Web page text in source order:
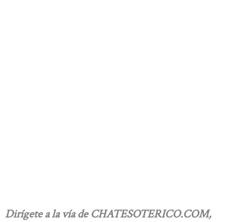
Dirígete a la vía de CHATESOTERICO.COM,